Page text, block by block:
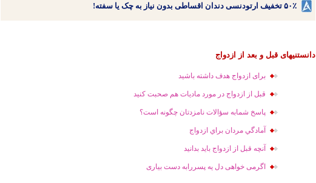
۵۰٪ تخفیف ارتودنسی دندان اقساطی بدون نیاز به چک یا سفته!
دانستنیهای قبل و بعد از ازدواج
برای ازدواج هدف داشته باشید
قبل از ازدواج در مورد ماديات هم صحبت كنيد
پاسخ شمابه سؤالات نامزدتان چگونه است؟
آمادگي مردان براي ازدواج
آنچه قبل از ازدواج باید بدانید
اگرمی خواهی دل یه پسررابه دست بیاری